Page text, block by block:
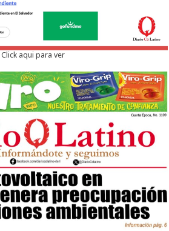
Click aqui para ver